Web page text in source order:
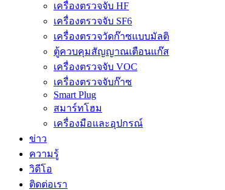
เครื่องตรวจจับ HF
เครื่องตรวจจับ SF6
เครื่องตรวจวัดก๊าซแบบมัลติ
ตู้ควบคุมสัญญาณเตือนแก๊ส
เครื่องตรวจจับ VOC
เครื่องตรวจจับก๊าซ
Smart Plug
สมาร์ทโฮม
เครื่องมือและอุปกรณ์
ข่าว
ความรู้
วิดีโอ
ติดต่อเรา